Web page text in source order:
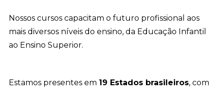
Nossos cursos capacitam o futuro profissional aos
mais diversos níveis do ensino, da Educação Infantil
ao Ensino Superior.
Estamos presentes em 19 Estados brasileiros, com